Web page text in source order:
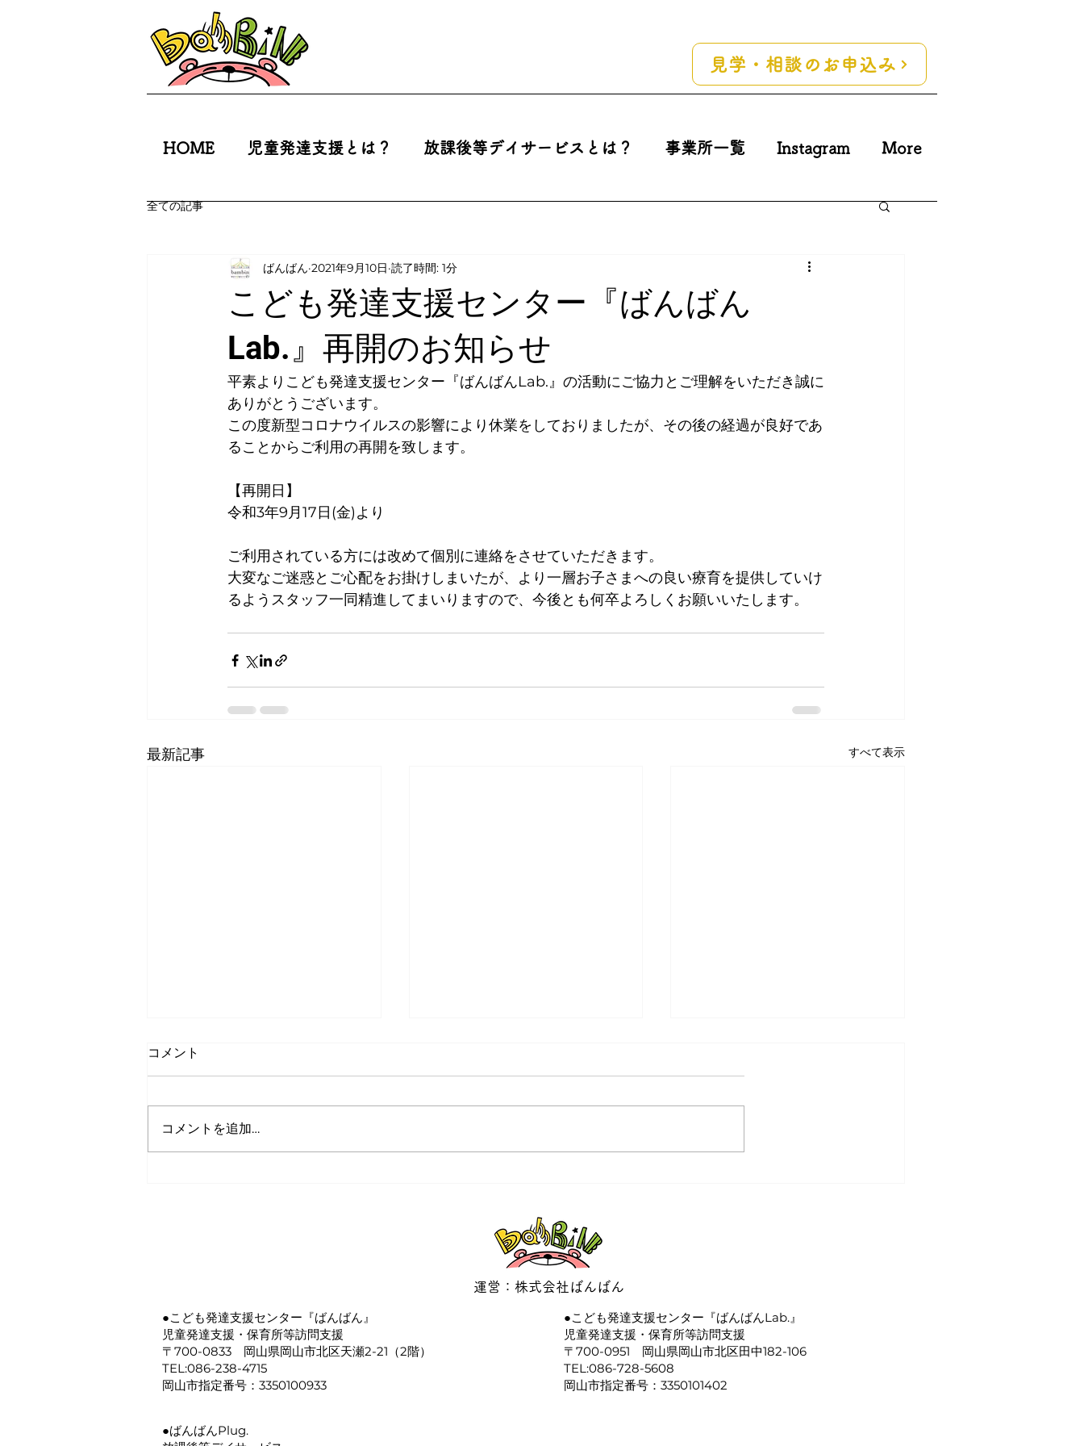
見学・相談のお申込み
HOME 児童発達支援とは？ 放課後等デイサービスとは？ 事業所一覧 Instagram More
全ての記事
こども発達支援センター『ばんばん
Lab.』再開のお知らせ
ばんばん 2021年9月10日 読了時間: 1分
平素よりこども発達支援センター『ばんばんLab.』の活動にご協力とご理解をいただき誠に
ありがとうございます。
この度新型コロナウイルスの影響により休業をしておりましたが、その後の経過が良好であ
ることからご利用の再開を致します。
【再開日】
令和3年9月17日(金)より
ご利用されている方には改めて個別に連絡をさせていただきます。
大変なご迷惑とご心配をお掛けしまいたが、より一層お子さまへの良い療育を提供していけ
るようスタッフ一同精進してまいりますので、今後とも何卒よろしくお願いいたします。
最新記事 すべて表示
コメント
コメントを追加…
運営：株式会社ばんばん
●こども発達支援センター『ばんばん』
​児童発達支援・保育所等訪問支援
〒700-0833 岡山県岡山市北区天瀬2-21（2階）
TEL:086-238-4715
岡山市指定番号：3350100933
●こども発達支援センター『ばんばんLab.』
​児童発達支援・保育所等訪問支援
〒700-0951 岡山県岡山市北区田中182-106
TEL:086-728-5608
岡山市指定番号：3350101402
●ばんばんPlug.